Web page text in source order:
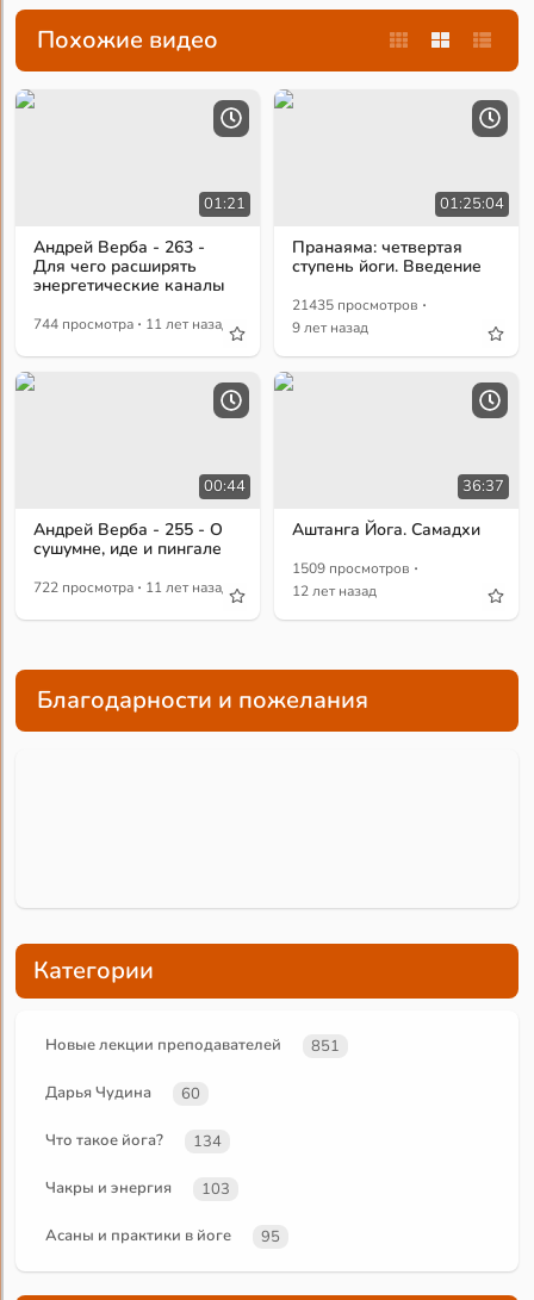
Похожие видео
01:21
Андрей Верба - 263 -
Для чего расширять
энергетические каналы
744 просмотра · 11 лет назад
01:25:04
Пранаяма: четвертая
ступень йоги. Введение
21435 просмотров ·
9 лет назад
00:44
Андрей Верба - 255 - О
сушумне, иде и пингале
722 просмотра · 11 лет назад
36:37
Аштанга Йога. Самадхи
1509 просмотров ·
12 лет назад
Благодарности и пожелания
Категории
Новые лекции преподавателей 851
Дарья Чудина 60
Что такое йога? 134
Чакры и энергия 103
Асаны и практики в йоге 95